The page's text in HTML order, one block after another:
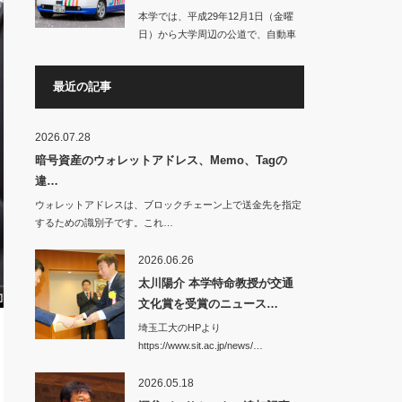
本学では、平成29年12月1日（金曜
日）から大学周辺の公道で、自動車
最近の記事
2026.07.28
暗号資産のウォレットアドレス、Memo、Tagの
違…
ウォレットアドレスは、ブロックチェーン上で送金先を指定
するための識別子です。これ…
2026.06.26
太川陽介 本学特命教授が交通
文化賞を受賞のニュース…
埼玉工大のHPより
https://www.sit.ac.jp/news/…
2026.05.18